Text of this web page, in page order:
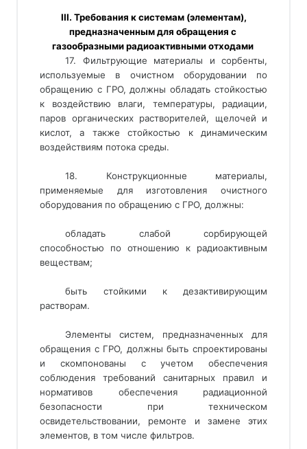
предназначенным для обращения с
газообразными радиоактивными отходами
17. Фильтрующие материалы и сорбенты,
используемые в очистном оборудовании по
обращению с ГРО, должны обладать стойкостью
к воздействию влаги, температуры, радиации,
паров органических растворителей, щелочей и
кислот, а также стойкостью к динамическим
воздействиям потока среды.
18. Конструкционные материалы,
применяемые для изготовления очистного
оборудования по обращению с ГРО, должны:
обладать слабой сорбирующей
способностью по отношению к радиоактивным
веществам;
быть стойкими к дезактивирующим
растворам.
Элементы систем, предназначенных для
обращения с ГРО, должны быть спроектированы
и скомпонованы с учетом обеспечения
соблюдения требований санитарных правил и
нормативов обеспечения радиационной
безопасности при техническом
освидетельствовании, ремонте и замене этих
элементов, в том числе фильтров.